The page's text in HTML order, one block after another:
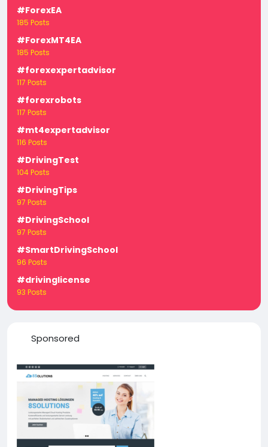
#ForexEA
185 Posts
#ForexMT4EA
185 Posts
#forexexpertadvisor
117 Posts
#forexrobots
117 Posts
#mt4expertadvisor
116 Posts
#DrivingTest
104 Posts
#DrivingTips
97 Posts
#DrivingSchool
97 Posts
#SmartDrivingSchool
96 Posts
#drivinglicense
93 Posts
Sponsored